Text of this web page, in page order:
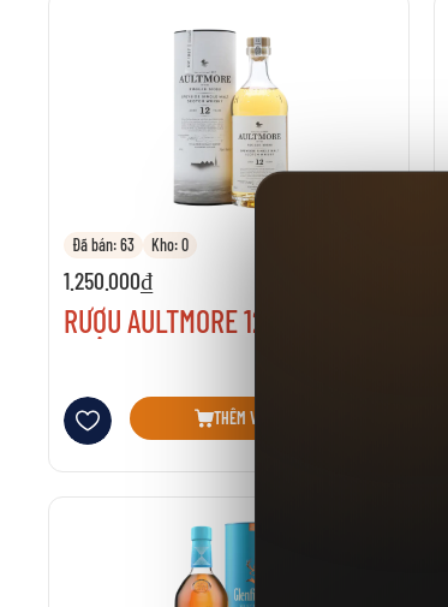
Đã bán: 63 Kho: 0
1.250.000₫
RƯỢU AULTMORE 12 NĂM
Thêm vào danh sách yêu thích
THÊM VÀO GIỎ HÀNG